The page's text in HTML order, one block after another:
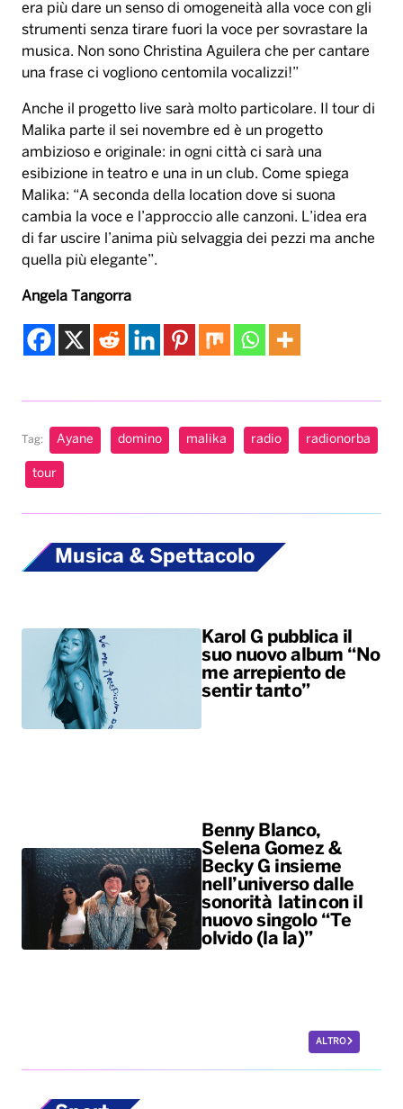
era più dare un senso di omogeneità alla voce con gli
strumenti senza tirare fuori la voce per sovrastare la
musica. Non sono Christina Aguilera che per cantare
una frase ci vogliono centomila vocalizzi!”
Anche il progetto live sarà molto particolare. Il tour di
Malika parte il sei novembre ed è un progetto
ambizioso e originale: in ogni città ci sarà una
esibizione in teatro e una in un club. Come spiega
Malika: “A seconda della location dove si suona
cambia la voce e l’approccio alle canzoni. L’idea era
di far uscire l’anima più selvaggia dei pezzi ma anche
quella più elegante”.
Angela Tangorra
Tag: Ayane domino malika radio radionorba
tour
Musica & Spettacolo
Karol G pubblica il
suo nuovo album “No
me arrepiento de
sentir tanto”
Benny Blanco,
Selena Gomez &
Becky G insieme
nell’universo dalle
sonorità latin con il
nuovo singolo “Te
olvido (la la)”
ALTRO